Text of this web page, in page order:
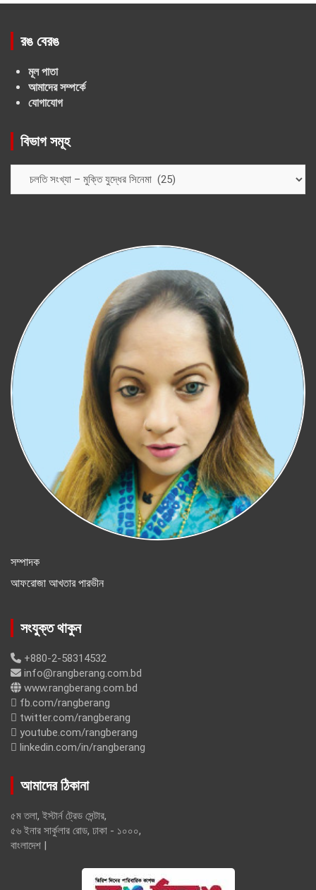
রঙ বেরঙ
মূল পাতা
আমাদের সম্পর্কে
যোগাযোগ
বিভাগ সমূহ
সম্পাদক
আফরোজা আখতার পারভীন
সংযুক্ত থাকুন
+880-2-58314532
info@rangberang.com.bd
www.rangberang.com.bd
fb.com/rangberang
twitter.com/rangberang
youtube.com/rangberang
linkedin.com/in/rangberang
আমাদের ঠিকানা
৫ম তলা, ইস্টার্ন ট্রেড সেন্টার,
৫৬ ইনার সার্কুলার রোড, ঢাকা - ১০০০,
বাংলাদেশ |